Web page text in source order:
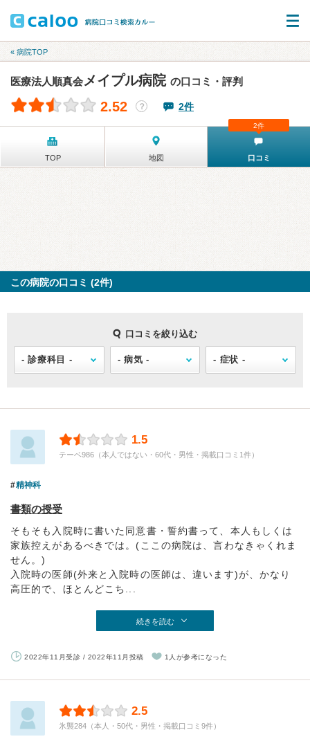
« 病院TOP
医療法人順真会メイプル病院 の口コミ・評判
2.52 ？ 2件
TOP 地図 口コミ
2件
この病院の口コミ (2件)
口コミを絞り込む
1.5
テーベ986（本人ではない・60代・男性・掲載口コミ1件）
精神科
書類の授受
そもそも入院時に書いた同意書・誓約書って、本人もしくは
家族控えがあるべきでは。(ここの病院は、言わなきゃくれま
せん。)
入院時の医師(外来と入院時の医師は、違います)が、かなり
高圧的で、ほとんどこち...
続きを読む
2022年11月受診 / 2022年11月投稿 1人が参考になった
2.5
氷襲284（本人・50代・男性・掲載口コミ9件）